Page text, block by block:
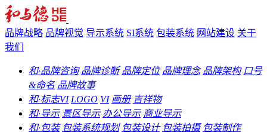
品牌战略 品牌视觉 导示系统 SI系统 包装系统 网站建设 关于
我们
和·品牌咨询 品牌诊断 品牌定位 品牌理念 品牌架构 口号
&命名 品牌故事
和·标志VI LOGO VI 画册 吉祥物
和·导示 景区导示 办公导示 商业导示
和·包装 包装系统规划 包装设计 包装拍摄 包装制作